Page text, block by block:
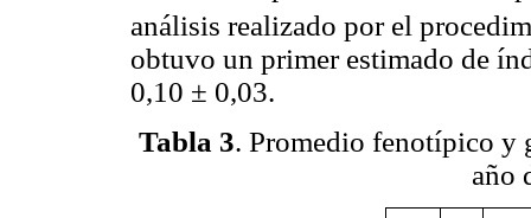
análisis realizado por el
obtuvo un primer estimado de
0,10 ± 0,03.
Tabla 3. Promedio fenotípico y
año